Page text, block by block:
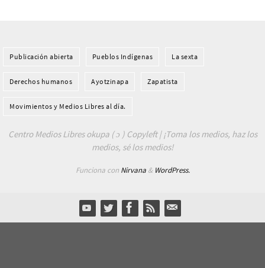
Publicación abierta Pueblos Indí­genas La sexta
Derechos humanos Ayotzinapa Zapatista
Movimientos y Medios Libres al día.
Centro Medios Libres okupa ( ɔ ) Copyleft | ¡Toma los medios, haz los
medios, sé los medios!
Funciona con Nirvana& WordPress.